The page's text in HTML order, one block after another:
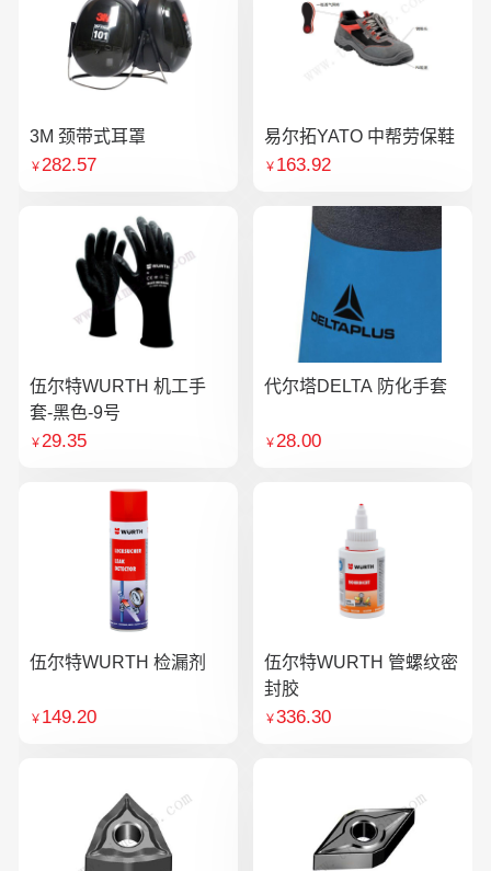
3M 颈带式耳罩
￥282.57
易尔拓YATO 中帮劳保鞋
￥ 163.92
伍尔特WURTH 机工手
套-黑色-9号
￥29.35
代尔塔DELTA 防化手套
￥28.00
伍尔特WURTH 检漏剂
￥ 149.20
伍尔特WURTH 管螺纹密
封胶
￥336.30